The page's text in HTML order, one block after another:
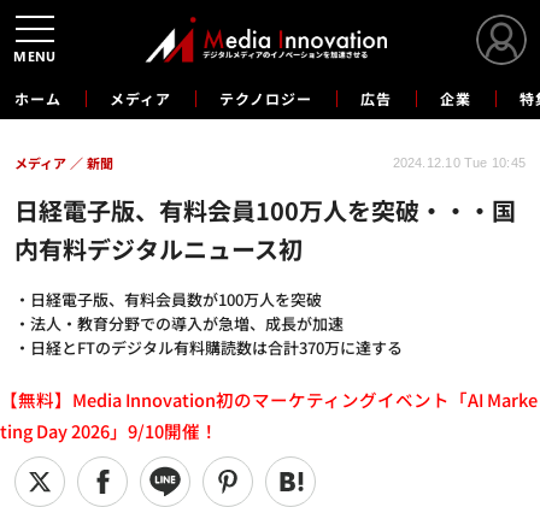
ホーム メディア テクノロジー 広告 企業 特
日経電子版、有料会員100万人を突破・・・国
内有料デジタルニュース初
・日経電子版、有料会員数が100万人を突破
・法人・教育分野での導入が急増、成長が加速
・日経とFTのデジタル有料購読数は合計370万に達する
メディア 新聞 2024.12.10 Tue 10:45
【無料】Media Innovation初のマーケティングイベント「AI Marke
ting Day 2026」9/10開催！
MENU